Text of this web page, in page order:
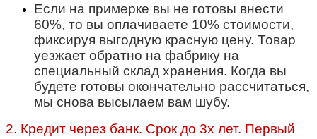
Если на примерке вы не готовы внести
60%, то вы оплачиваете 10% стоимости,
фиксируя выгодную красную цену. Товар
уезжает обратно на фабрику на
специальный склад хранения. Когда вы
будете готовы окончательно рассчитаться,
мы снова высылаем вам шубу.
2. Кредит через банк. Срок до 3х лет. Первый